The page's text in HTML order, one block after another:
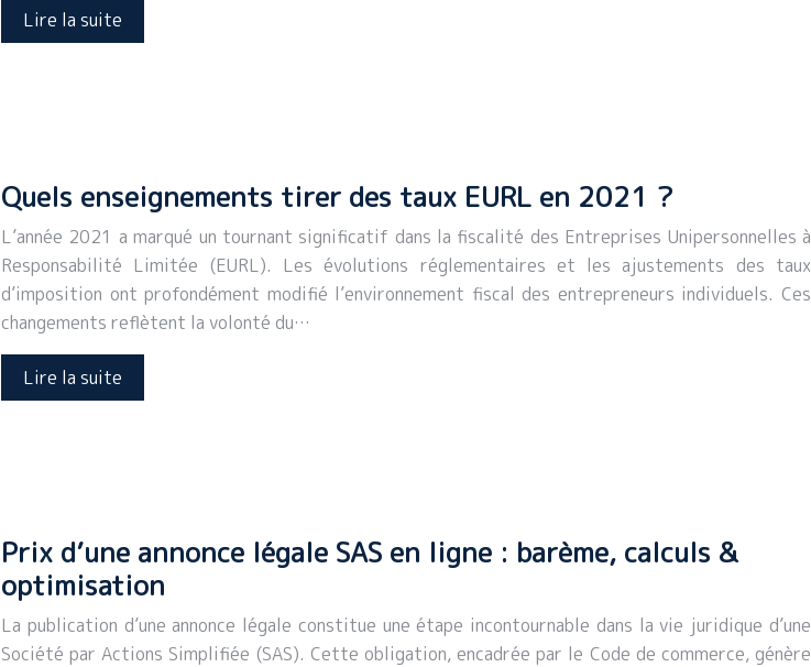
Lire la suite
Quels enseignements tirer des taux EURL en 2021 ?
L’année 2021 a marqué un tournant significatif dans la fiscalité des Entreprises Unipersonnelles à
Responsabilité Limitée (EURL). Les évolutions réglementaires et les ajustements des taux
d’imposition ont profondément modifié l’environnement fiscal des entrepreneurs individuels. Ces
changements reflètent la volonté du…
Lire la suite
Prix d’une annonce légale SAS en ligne : barème, calculs &
optimisation
La publication d’une annonce légale constitue une étape incontournable dans la vie juridique d’une
Société par Actions Simplifiée (SAS). Cette obligation, encadrée par le Code de commerce, génère